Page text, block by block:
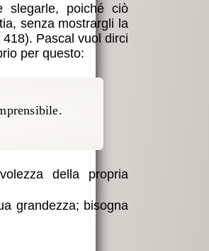
slegarle, poiché ciò
senza mostrargli la
418). Pascal vuol dirci
per questo:
della propria
grandezza; bisogna